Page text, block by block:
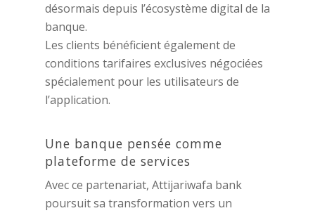
désormais depuis l’écosystème digital de la
banque.
Les clients bénéficient également de
conditions tarifaires exclusives négociées
spécialement pour les utilisateurs de
l’application.
Une banque pensée comme
plateforme de services
Avec ce partenariat, Attijariwafa bank
poursuit sa transformation vers un